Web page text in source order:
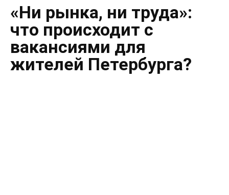
«Ни рынка, ни труда»:
что происходит с
вакансиями для
жителей Петербурга?